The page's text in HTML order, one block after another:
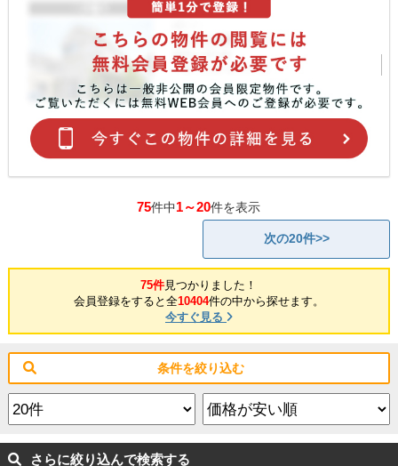
75件中1～20件を表示
次の20件>>
75件見つかりました！
会員登録をすると全10404件の中から探せます。
今すぐ見る
条件を絞り込む
さらに絞り込んで検索する